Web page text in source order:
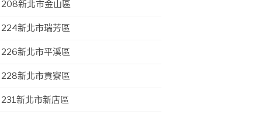
208新北市金山區
224新北市瑞芳區
226新北市平溪區
228新北市貢寮區
231新北市新店區